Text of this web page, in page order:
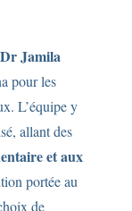
Jamila
pour les
L’équipe y
allant des
et aux
portée au
de